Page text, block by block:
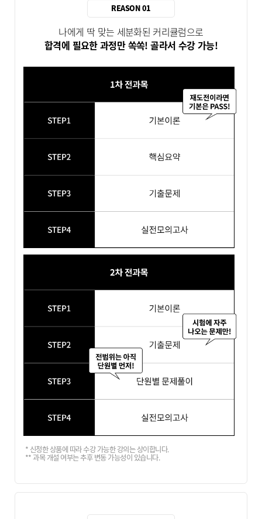
REASON 01
나에게 딱 맞는 세분화된 커리큘럼으로
합격에 필요한 과정만 쏙쏙! 골라서 수강 가능!
* 신청한 상품에 따라 수강 가능한 강의는 상이합니다.
** 과목 개설 여부는 추후 변동 가능성이 있습니다.